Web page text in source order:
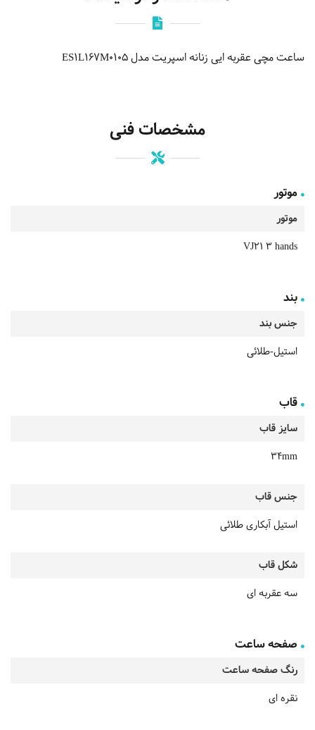
ساعت مچی عقربه ایی زنانه اسپریت مدل ES1L167M0105
مشخصات فنی
موتور
موتور
VJ21 3 hands
بند
جنس بند
استیل-طلائی
قاب
سایز قاب
34mm
جنس قاب
استیل آبکاری طلائی
شکل قاب
سه عقربه ای
صفحه ساعت
رنگ صفحه ساعت
نقره ای